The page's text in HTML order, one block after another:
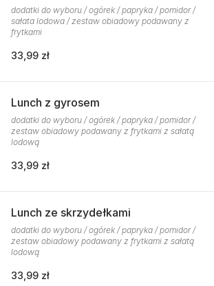
dodatki do wyboru / ogórek / papryka / pomidor /
sałata lodowa / zestaw obiadowy podawany z
frytkami
33,99 zł
Lunch z gyrosem
dodatki do wyboru / ogórek / papryka / pomidor /
zestaw obiadowy podawany z frytkami z sałatą
lodową
33,99 zł
Lunch ze skrzydełkami
dodatki do wyboru / ogórek / papryka / pomidor /
zestaw obiadowy podawany z frytkami z sałatą
lodową
33,99 zł